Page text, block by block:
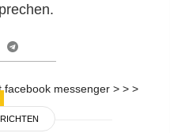
facebook messenger > > >